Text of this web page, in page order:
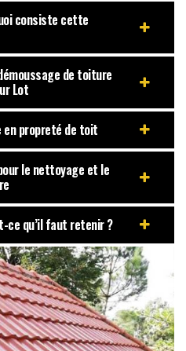
consiste cette
de toiture
Lot
en propreté de toit
le nettoyage et le
ce qu’il faut retenir ?